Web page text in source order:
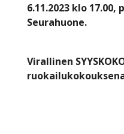
6.11.2023 klo
Seurahuone.
Virallinen